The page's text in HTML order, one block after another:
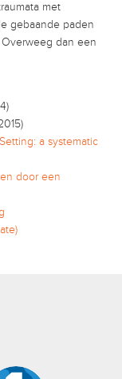
met
gebaande paden
dan een
a systematic
door een